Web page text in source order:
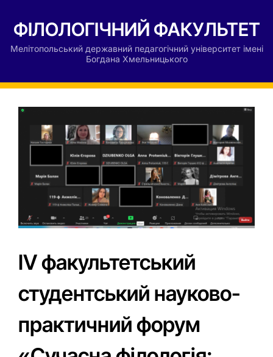
ФІЛОЛОГІЧНИЙ ФАКУЛЬТЕТ
Мелітопольський державний педагогічний університет імені
Богдана Хмельницького
ІV факультетський
студентський науково-
практичний форум